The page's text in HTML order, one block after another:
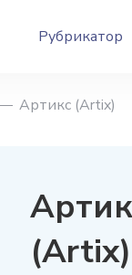
Рубрикатор
Артикс (Artix)
(Artix)